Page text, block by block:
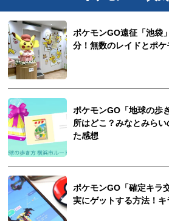
ポケモンGO遠征「池袋
分！無数のレイドとポ
ポケモンGO「地球の歩
所はどこ？みなとみら
た感想
ポケモンGO「確定キラ
実にゲットする方法！